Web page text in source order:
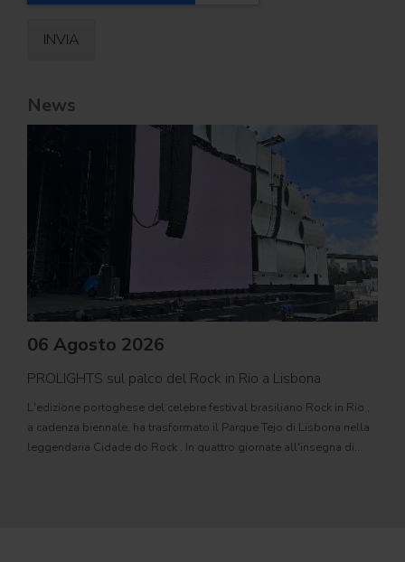
News
06 Agosto 2026
PROLIGHTS sul palco del Rock in Rio a Lisbona
L'edizione portoghese del celebre festival brasiliano Rock in Rio ,
a cadenza biennale, ha trasformato il Parque Tejo di Lisbona nella
leggendaria Cidade do Rock . In quattro giornate all'insegna di